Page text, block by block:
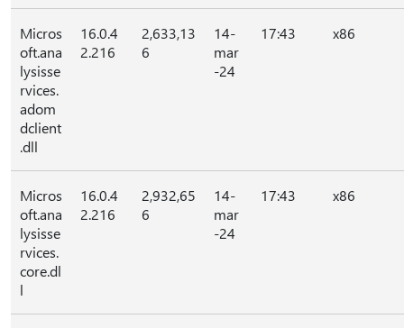
Micros
oft.ana
lysisse
rvices.
adom
dclient
.dll
16.0.4
2.216
2,633,13
6
14-
mar
-24
17:43 x86
Micros
oft.ana
lysisse
rvices.
core.dl
l
16.0.4
2.216
2,932,65
6
14-
mar
-24
17:43 x86